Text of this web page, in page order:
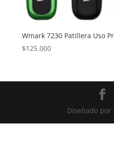
Wmark 7230 Patillera Uso
$125.000
Diseñado por